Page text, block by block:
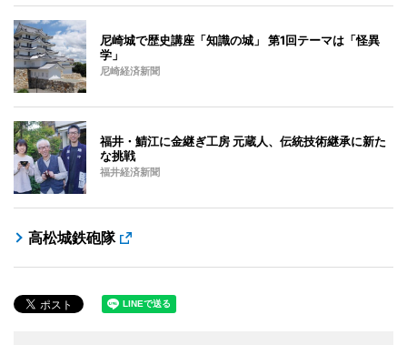
尼崎城で歴史講座「知識の城」 第1回テーマは「怪異
学」
尼崎経済新聞
福井・鯖江に金継ぎ工房 元蔵人、伝統技術継承に新た
な挑戦
福井経済新聞
高松城鉄砲隊